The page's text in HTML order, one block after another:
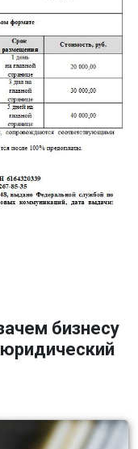
бизнесу